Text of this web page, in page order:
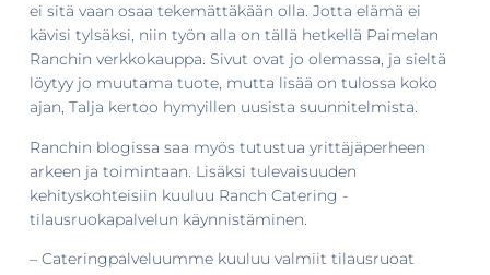
ei sitä vaan osaa tekemättäkään olla. Jotta elämä ei
kävisi tylsäksi, niin työn alla on tällä hetkellä Paimelan
Ranchin verkkokauppa. Sivut ovat jo olemassa, ja sieltä
löytyy jo muutama tuote, mutta lisää on tulossa koko
ajan, Talja kertoo hymyillen uusista suunnitelmista.
Ranchin blogissa saa myös tutustua yrittäjäperheen
arkeen ja toimintaan. Lisäksi tulevaisuuden
kehityskohteisiin kuuluu Ranch Catering -
tilausruokapalvelun käynnistäminen.
– Cateringpalveluumme kuuluu valmiit tilausruoat